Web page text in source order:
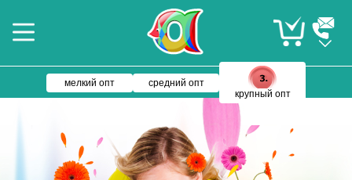
мелкий опт
средний опт
крупный опт